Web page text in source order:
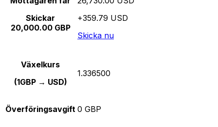
Skickar
20,000.00 GBP
+359.79 USD
Skicka nu
Växelkurs
(1GBP → USD)
1.336500
Överföringsavgift 0 GBP